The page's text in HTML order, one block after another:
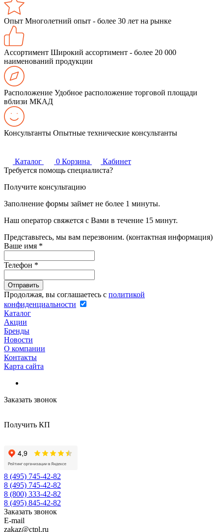
Опыт Многолетний опыт - более 30 лет на рынке
Ассортимент Широкий ассортимент - более 20 000
наименований продукции
Расположение Удобное расположение торговой площади
вблизи МКАД
Консультанты Опытные технические консультанты
Каталог 0 Корзина
Кабинет
Требуется помощь специалиста?
Получите консультацию
Заполнение формы займет не более 1 минуты.
Наш оператор свяжется с Вами в течение 15 минут.
Представьтесь, мы вам перезвоним. (контактная информация)
Ваше имя *
Телефон *
Продолжая, вы соглашаетесь с политикой
конфиденциальности
Каталог
Акции
Бренды
Новости
О компании
Контакты
Карта сайта
Заказать звонок
Получить КП
8 (495) 745-42-82
8 (495) 745-42-82
8 (800) 333-42-82
8 (495) 845-42-82
Заказать звонок
E-mail
zakaz@ctpl.ru